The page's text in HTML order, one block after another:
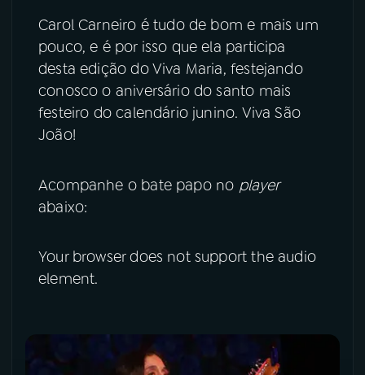
Carol Carneiro é tudo de bom e mais um
pouco, e é por isso que ela participa
desta edição do Viva Maria, festejando
conosco o aniversário do santo mais
festeiro do calendário junino. Viva São
João!
Acompanhe o bate papo no player
abaixo:
Your browser does not support the audio
element.